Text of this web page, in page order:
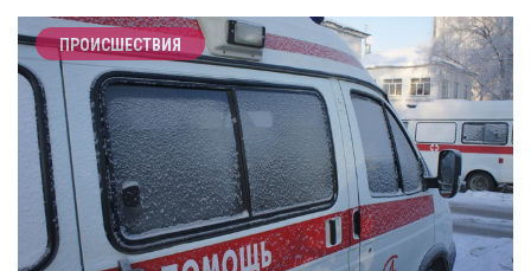
ПРОИСШЕСТВИЯ